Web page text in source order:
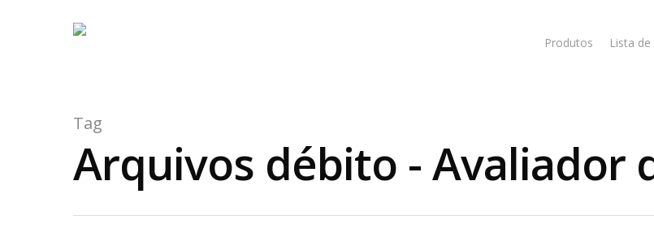
Produtos Lista
Tag
Arquivos débito - Avaliador